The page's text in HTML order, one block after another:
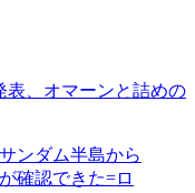
、オマーンと詰めの